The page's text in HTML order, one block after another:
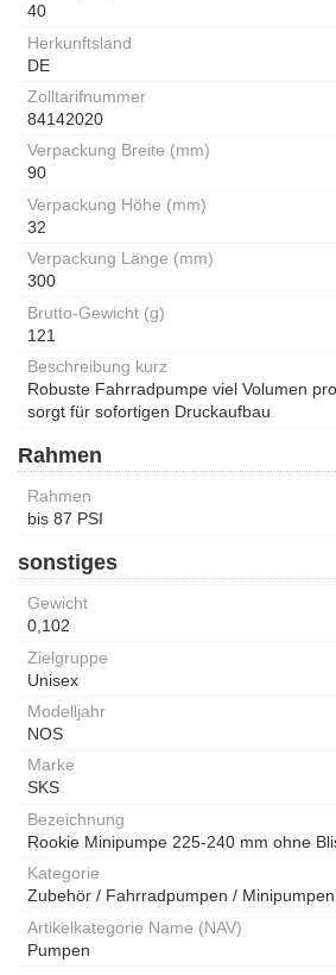
40
Herkunftsland
DE
Zolltarifnummer
84142020
Verpackung Breite (mm)
90
Verpackung Höhe (mm)
32
Verpackung Länge (mm)
300
Brutto-Gewicht (g)
121
Beschreibung kurz
Robuste Fahrradpumpe viel Volumen
sorgt für sofortigen Druckaufbau
Rahmen
Rahmen
bis 87 PSI
sonstiges
Gewicht
0,102
Zielgruppe
Unisex
Modelljahr
NOS
Marke
SKS
Bezeichnung
Rookie Minipumpe 225-240 mm ohne
Kategorie
Zubehör / Fahrradpumpen / Minipumpen
Artikelkategorie Name (NAV)
Pumpen